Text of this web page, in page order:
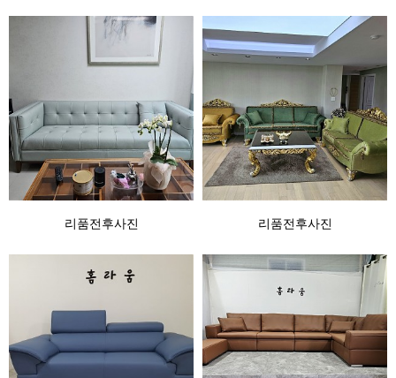
리품전후사진 리품전후사진